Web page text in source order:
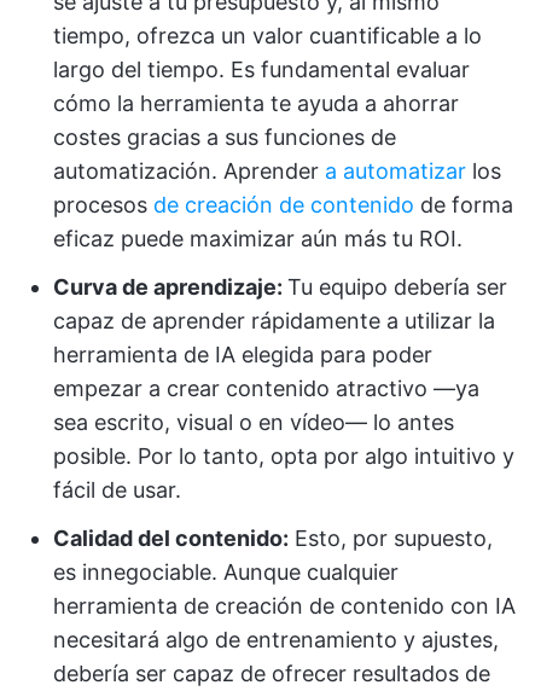
tiempo, ofrezca un valor cuantificable a lo
largo del tiempo. Es fundamental evaluar
cómo la herramienta te ayuda a ahorrar
costes gracias a sus funciones de
automatización. Aprender a automatizar los
procesos de creación de contenido de forma
eficaz puede maximizar aún más tu ROI.
Curva de aprendizaje: Tu equipo debería ser
capaz de aprender rápidamente a utilizar la
herramienta de IA elegida para poder
empezar a crear contenido atractivo —ya
sea escrito, visual o en vídeo— lo antes
posible. Por lo tanto, opta por algo intuitivo y
fácil de usar.
Calidad del contenido: Esto, por supuesto,
es innegociable. Aunque cualquier
herramienta de creación de contenido con IA
necesitará algo de entrenamiento y ajustes,
debería ser capaz de ofrecer resultados de